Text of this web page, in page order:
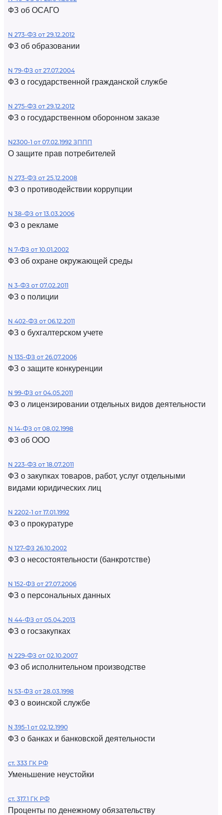
ФЗ об ОСАГО
N 273-ФЗ от 29.12.2012
ФЗ об образовании
N 79-ФЗ от 27.07.2004
ФЗ о государственной гражданской службе
N 275-ФЗ от 29.12.2012
ФЗ о государственном оборонном заказе
N2300-1 от 07.02.1992 ЗППП
О защите прав потребителей
N 273-ФЗ от 25.12.2008
ФЗ о противодействии коррупции
N 38-ФЗ от 13.03.2006
ФЗ о рекламе
N 7-ФЗ от 10.01.2002
ФЗ об охране окружающей среды
N 3-ФЗ от 07.02.2011
ФЗ о полиции
N 402-ФЗ от 06.12.2011
ФЗ о бухгалтерском учете
N 135-ФЗ от 26.07.2006
ФЗ о защите конкуренции
N 99-ФЗ от 04.05.2011
ФЗ о лицензировании отдельных видов деятельности
N 14-ФЗ от 08.02.1998
ФЗ об ООО
N 223-ФЗ от 18.07.2011
ФЗ о закупках товаров, работ, услуг отдельными
видами юридических лиц
N 2202-1 от 17.01.1992
ФЗ о прокуратуре
N 127-ФЗ 26.10.2002
ФЗ о несостоятельности (банкротстве)
N 152-ФЗ от 27.07.2006
ФЗ о персональных данных
N 44-ФЗ от 05.04.2013
ФЗ о госзакупках
N 229-ФЗ от 02.10.2007
ФЗ об исполнительном производстве
N 53-ФЗ от 28.03.1998
ФЗ о воинской службе
N 395-1 от 02.12.1990
ФЗ о банках и банковской деятельности
ст. 333 ГК РФ
Уменьшение неустойки
ст. 317.1 ГК РФ
Проценты по денежному обязательству